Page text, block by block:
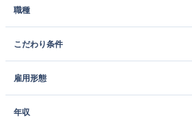
職種
こだわり条件
雇用形態
年収